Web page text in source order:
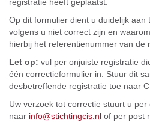
Op dit formulier dient u duidelijk aan
volgens u niet correct zijn en
hierbij het referentienummer van de
Let op: vul per onjuiste registratie
één correctieformulier in. Stuur dit
desbetreffende registratie toe naar
Uw verzoek tot correctie stuurt u per
naar info@stichtingcis.nl of per post